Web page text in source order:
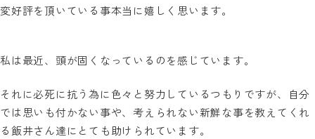
変好評を頂いている事本当に嬉しく思います。
私は最近、頭が固くなっているのを感じています。
それに必死に抗う為に色々と努力しているつもりですが、自分
では思いも付かない事や、考えられない新鮮な事を教えてくれ
る飯井さん達にとても助けられています。